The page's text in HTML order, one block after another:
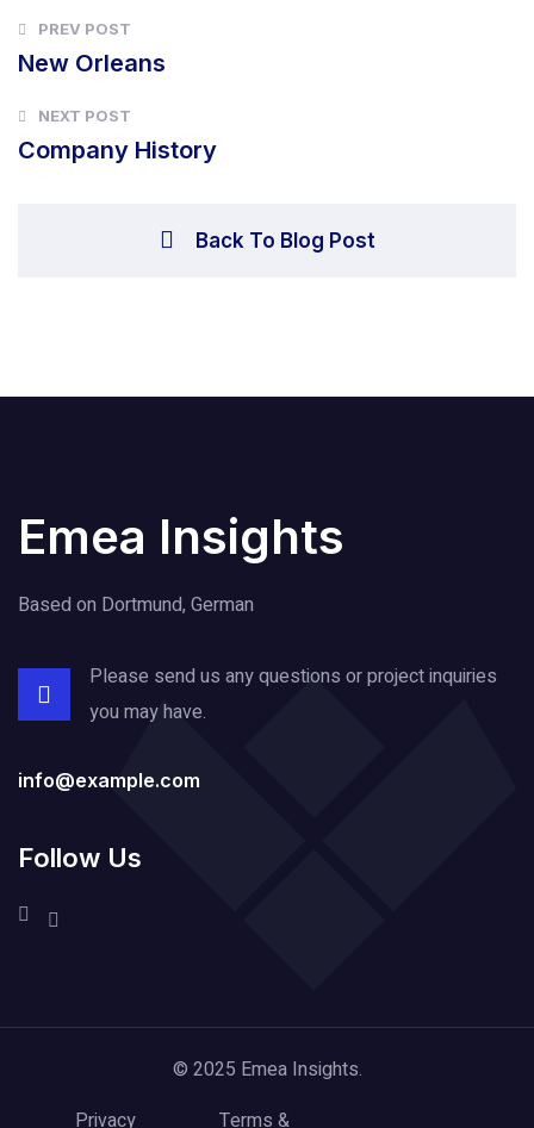
PREV POST
New Orleans
NEXT POST
Company History
Back To Blog Post
Emea Insights
Based on Dortmund, German
Please send us any questions or projectinquiries
you may have.
info@example.com
Follow Us
© 2025 Emea Insights.
Privacy
Terms &